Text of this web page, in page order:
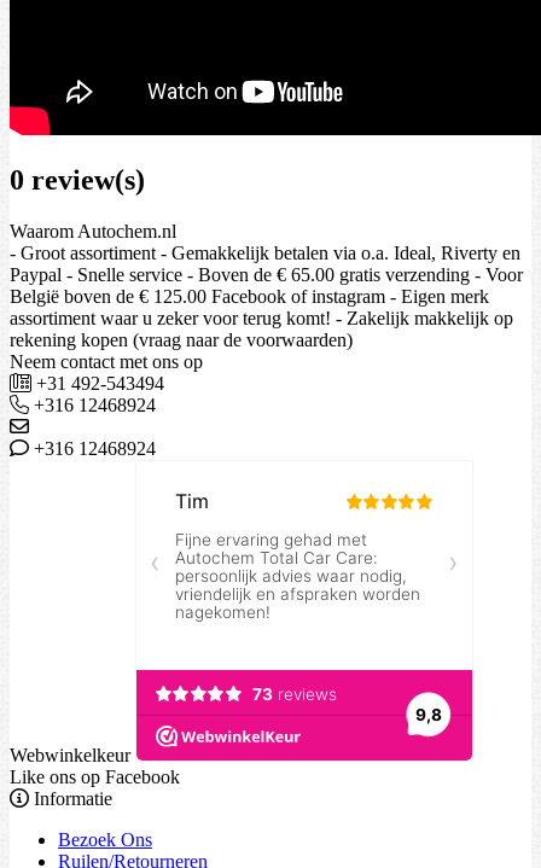
0 review(s)
Waarom Autochem.nl
- Groot assortiment - Gemakkelijk betalen via o.a. Ideal, Riverty en
Paypal - Snelle service - Boven de € 65.00 gratis verzending - Voor
België boven de € 125.00 Facebook of instagram - Eigen merk
assortiment waar u zeker voor terug komt! - Zakelijk makkelijk op
rekening kopen (vraag naar de voorwaarden)
Neem contact met ons op
+31 492-543494
+316 12468924
+316 12468924
Webwinkelkeur
Like ons op Facebook
Informatie
Bezoek Ons
Ruilen/Retourneren